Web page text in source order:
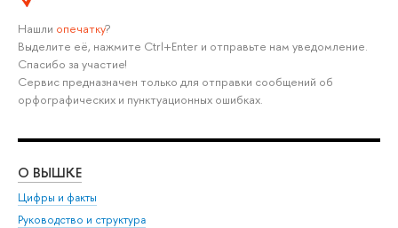
Нашли опечатку?
Выделите её, нажмите Ctrl+Enter и отправьте нам уведомление.
Спасибо за участие!
Сервис предназначен только для отправки сообщений об
орфографических и пунктуационных ошибках.
О ВЫШКЕ
Цифры и факты
Руководство и структура